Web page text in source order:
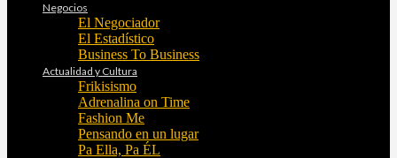
Negocios
El Negociador
El Estadístico
Business To Business
Actualidad y Cultura
Frikisismo
Adrenalina on Time
Fashion Me
Pensando en un lugar
Pa Ella, Pa ÉL